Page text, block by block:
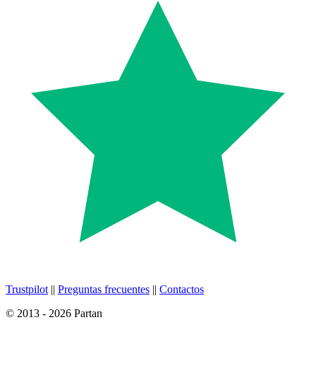
Trustpilot || Preguntas frecuentes || Contactos
© 2013 - 2026 Partan